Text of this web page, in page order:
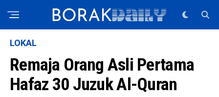
LOKAL
Remaja Orang Asli Pertama
Hafaz 30 Juzuk Al-Quran